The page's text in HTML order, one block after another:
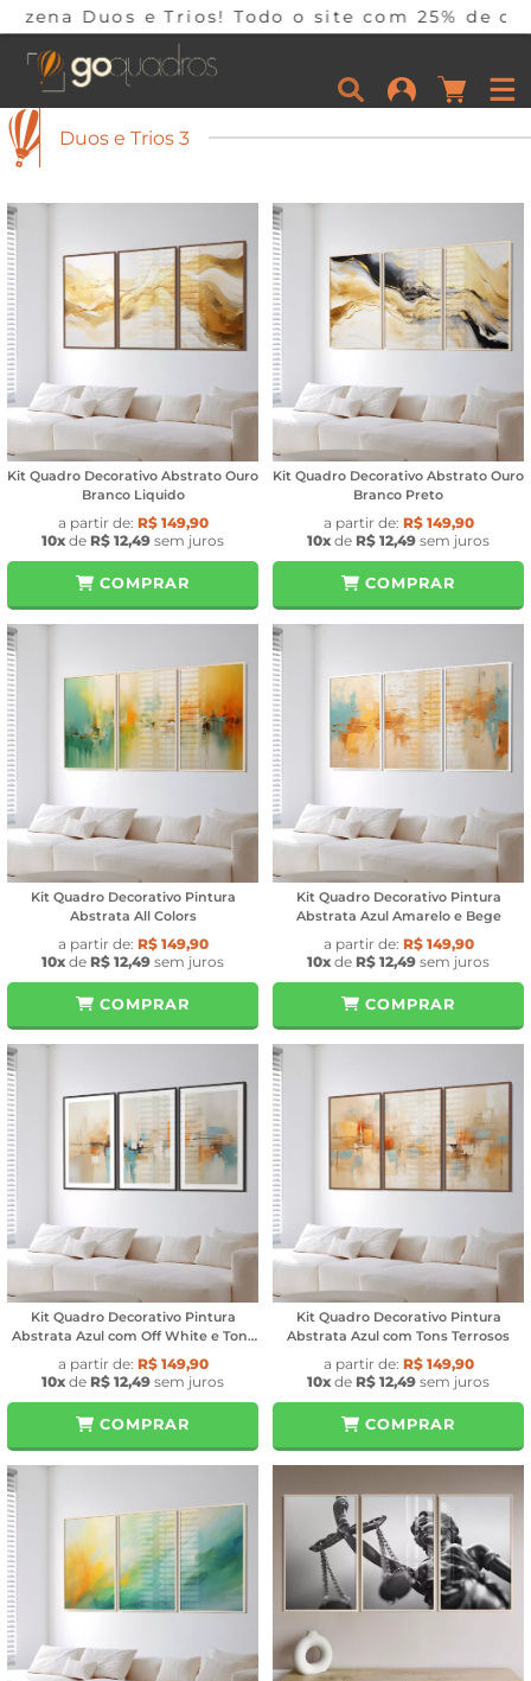
com 25% de desconto em 10x sem juros
Duos e Trios 3
Kit Quadro Decorativo Abstrato Ouro
Branco Liquido
a partir de: R$ 149,90
10x de R$ 12,49 sem juros
COMPRAR
Kit Quadro Decorativo Abstrato Ouro
Branco Preto
a partir de: R$ 149,90
10x de R$ 12,49 sem juros
COMPRAR
Kit Quadro Decorativo Pintura
Abstrata All Colors
a partir de: R$ 149,90
10x de R$ 12,49 sem juros
COMPRAR
Kit Quadro Decorativo Pintura
Abstrata Azul Amarelo e Bege
a partir de: R$ 149,90
10x de R$ 12,49 sem juros
COMPRAR
Kit Quadro Decorativo Pintura
Abstrata Azul com Off White e Tons
Pastel
a partir de: R$ 149,90
10x de R$ 12,49 sem juros
COMPRAR
Kit Quadro Decorativo Pintura
Abstrata Azul com Tons Terrosos
a partir de: R$ 149,90
10x de R$ 12,49 sem juros
COMPRAR